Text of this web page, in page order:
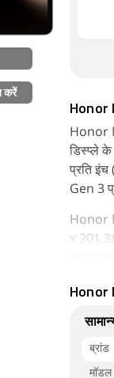
करें
Honor
Honor
डिस्प्ले
प्रति
Gen 3
Honor
x
Honor
ब्रांड
मॉडल